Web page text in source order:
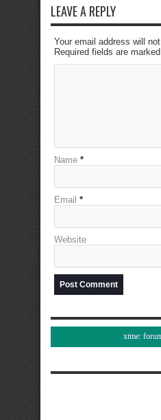
LEAVE A REPLY
Your email address will
Required fields are marked
Name *
Email *
Website
xtme: